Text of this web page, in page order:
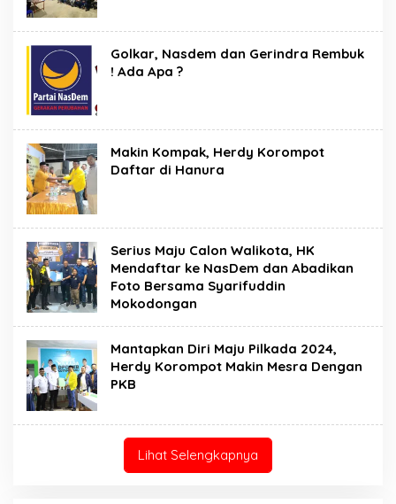
Golkar, Nasdem dan Gerindra Rembuk
! Ada Apa ?
Makin Kompak, Herdy Korompot
Daftar di Hanura
Serius Maju Calon Walikota, HK
Mendaftar ke NasDem dan Abadikan
Foto Bersama Syarifuddin
Mokodongan
Mantapkan Diri Maju Pilkada 2024,
Herdy Korompot Makin Mesra Dengan
PKB
Lihat Selengkapnya